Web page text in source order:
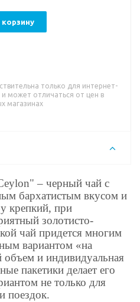
дома, но и для офиса
приятный
традиционный вкус
корзину
только для интернет-
и может отличаться от цен в
магазинах
– черный чай с
бархатистым вкусом и
крепкий, при
золотисто-
чай придется многим
вариантом «на
и индивидуальная
пакетики делает его
не только для
поездок.